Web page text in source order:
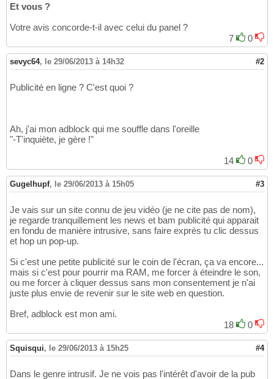
Et vous ?
Votre avis concorde-t-il avec celui du panel ?
7
0
sevyc64, le 29/06/2013 à 14h32 #2
Publicité en ligne ? C'est quoi ?
Ah, j'ai mon adblock qui me souffle dans l'oreille
"-T'inquiète, je gère !"
14 0
Gugelhupf, le 29/06/2013 à 15h05 #3
Je vais sur un site connu de jeu vidéo (je ne cite pas de nom),
je regarde tranquillement les news et bam publicité qui apparait
en fondu de manière intrusive, sans faire exprès tu clic dessus
et hop un pop-up.
Si c'est une petite publicité sur le coin de l'écran, ça va encore...
mais si c'est pour pourrir ma RAM, me forcer à éteindre le son,
ou me forcer à cliquer dessus sans mon consentement je n'ai
juste plus envie de revenir sur le site web en question.
Bref, adblock est mon ami.
18
0
Squisqui, le 29/06/2013 à 15h25 #4
Dans le genre intrusif. Je ne vois pas l'intérêt d'avoir de la pub